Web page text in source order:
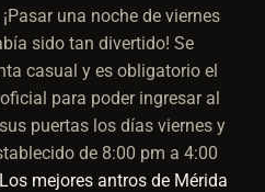
una noche de viernes
sido tan divertido! Se
casual y es obligatorio el
para poder ingresar al
puertas los días viernes y
de 8:00 pm a 4:00
Los mejores antros de Mérida